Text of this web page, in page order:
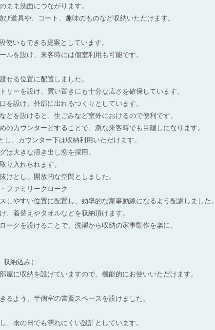
まま洗面につながります。
び道具や、コート、趣味のものなど収納いただけます。
使いもできる提案としています。
ルを設け、来客時には個室利用も可能です。
せる位置に配置しました。
リーを設け、買い置きにも十分な広さを確保しています。
を設け、外部に出れるつくりとしています。
どを設けると、生ごみなど室外におけるので便利です。
のカウンターとすることで、急な来客時でも目隠しになります。
し、カウンター下は収納利用いただけます。
は大きな掃き出し窓を採用。
り入れられます。
けとし、開放的な空間としました。
ファミリークローク
しやすい位置に配置し、効率的な家事動線になるよう配慮しました。
、着替えやタオルなどを収納頂けます。
ークを設けることで、洗濯から収納の家事動作を楽に。
収納込み）
屋に収納を設けていますので、機能的にお使いいただけます。
るよう、半個室の書斎スペースを設けました。
、雨の日でも濡れにくい設計としています。